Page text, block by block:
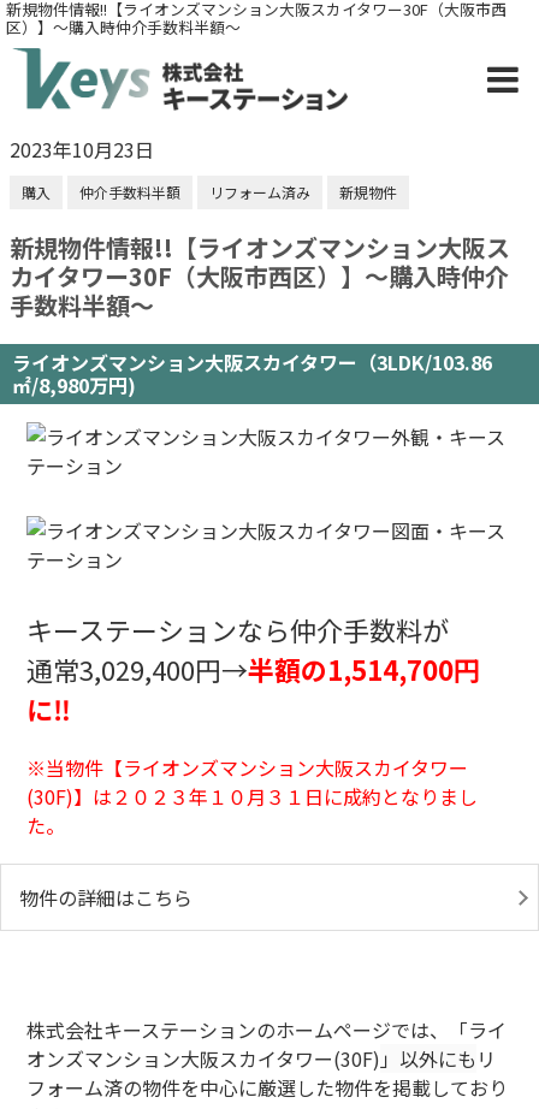
新規物件情報!!【ライオンズマンション大阪スカイタワー30F（大阪市西
区）】～購入時仲介手数料半額～
2023年10月23日
購入 仲介手数料半額 リフォーム済み 新規物件
新規物件情報!!【ライオンズマンション大阪ス
カイタワー30F（大阪市西区）】～購入時仲介
手数料半額～
ライオンズマンション大阪スカイタワー（3LDK/103.86
㎡/8,980万円)
キーステーションなら仲介手数料が
通常3,029,400円→半額の1,514,700円
に‼
※当物件【ライオンズマンション大阪スカイタワー
(30F)】は２０２３年１０月３１日に成約となりまし
た。
物件の詳細はこちら
株式会社キーステーションのホームページでは、「ライ
オンズマンション大阪スカイタワー(30F) 」以外にも リ
フォーム済の物件を中心に厳選した物件を掲載しており